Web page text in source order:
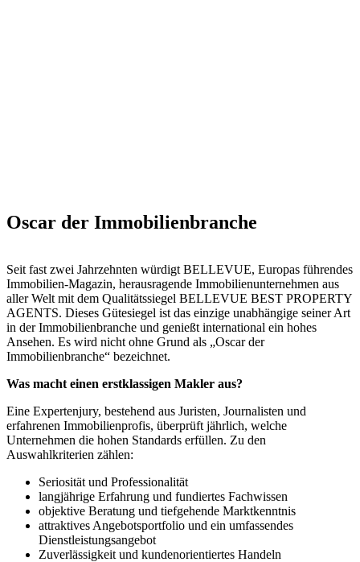
Oscar der Immobilienbranche
Seit fast zwei Jahrzehnten würdigt BELLEVUE, Europas führendes
Immobilien-Magazin, herausragende Immobilienunternehmen aus
aller Welt mit dem Qualitätssiegel BELLEVUE BEST PROPERTY
AGENTS. Dieses Gütesiegel ist das einzige unabhängige seiner Art
in der Immobilienbranche und genießt international ein hohes
Ansehen. Es wird nicht ohne Grund als „Oscar der
Immobilienbranche“ bezeichnet.
Was macht einen erstklassigen Makler aus?
Eine Expertenjury, bestehend aus Juristen, Journalisten und
erfahrenen Immobilienprofis, überprüft jährlich, welche
Unternehmen die hohen Standards erfüllen. Zu den
Auswahlkriterien zählen:
Seriosität und Professionalität
langjährige Erfahrung und fundiertes Fachwissen
objektive Beratung und tiefgehende Marktkenntnis
attraktives Angebotsportfolio und ein umfassendes
Dienstleistungsangebot
Zuverlässigkeit und kundenorientiertes Handeln